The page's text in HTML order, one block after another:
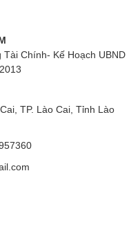
Chính- Kế Hoạch UBND
TP. Lào Cai, Tỉnh Lào